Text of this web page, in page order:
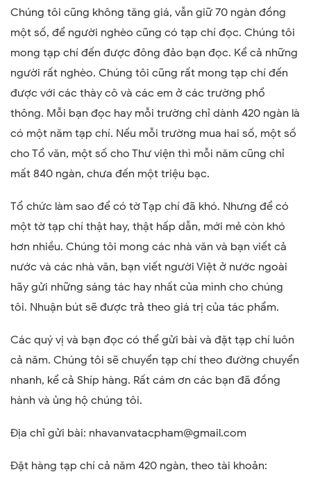
Chúng tôi cũng không tăng giá, vẫn giữ 70 ngàn đồng
một số, để người nghèo cũng có tạp chí đọc. Chúng tôi
mong tạp chí đến được đông đảo bạn đọc. Kể cả những
người rất nghèo. Chúng tôi cũng rất mong tạp chí đến
được với các thày cô và các em ở các trường phổ
thông. Mỗi bạn đọc hay mỗi trường chỉ dành 420 ngàn là
có một năm tạp chí. Nếu mỗi trường mua hai số, một số
cho Tổ văn, một số cho Thư viện thì mỗi năm cũng chỉ
mất 840 ngàn, chưa đến một triệu bạc.
Tổ chức làm sao để có tờ Tạp chí đã khó. Nhưng để có
một tờ tạp chí thật hay, thật hấp dẫn, mới mẻ còn khó
hơn nhiều. Chúng tôi mong các nhà văn và bạn viết cả
nước và các nhà văn, bạn viết người Việt ở nước ngoài
hãy gửi những sáng tác hay nhất của mình cho chúng
tôi. Nhuận bút sẽ được trả theo giá trị của tác phẩm.
Các quý vị và bạn đọc có thể gửi bài và đặt tạp chí luôn
cả năm. Chúng tôi sẽ chuyển tạp chí theo đường chuyển
nhanh, kể cả Shíp hàng. Rất cám ơn các bạn đã đồng
hành và ủng hộ chúng tôi.
Địa chỉ gửi bài: nhavanvatacpham@gmail.com
Đặt hàng tạp chí cả năm 420 ngàn, theo tài khoản: